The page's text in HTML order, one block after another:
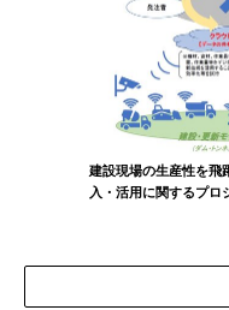
建設現場の生産性を飛
入・活用に関するプロ